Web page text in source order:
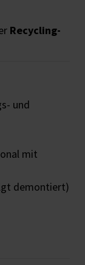
Recycling-
und
mit
demontiert)